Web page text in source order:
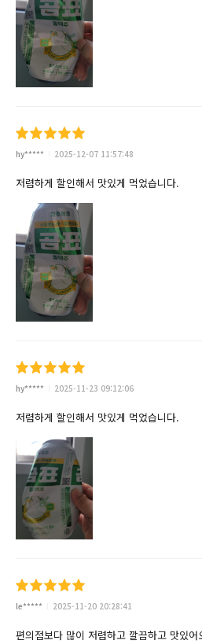
hy***** 2025-12-07 11:57:48
저렴하게 할인해서 맛있게 먹었습니다.
hy***** 2025-11-23 09:12:06
저렴하게 할인해서 맛있게 먹었습니다.
le***** 2025-11-20 20:28:41
편의점보다 많이 저렴하고 깔끔하고 맛있어